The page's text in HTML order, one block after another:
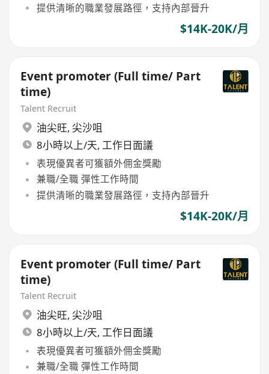
提供清晰的職業發展路徑，支持內部晉升
$14K-20K/月
Event promoter (Full time/ Part
time)
Talent Recruit
油尖旺, 尖沙咀
8小時以上/天, 工作日面議
表現優異者可獲額外佣金獎勵
兼職/全職 彈性工作時間
提供清晰的職業發展路徑，支持內部晉升
$14K-20K/月
Event promoter (Full time/ Part
time)
Talent Recruit
油尖旺, 尖沙咀
8小時以上/天, 工作日面議
表現優異者可獲額外佣金獎勵
兼職/全職 彈性工作時間